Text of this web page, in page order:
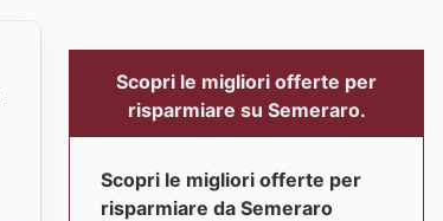
Scopri le migliori offerte per
risparmiare su Semeraro.
Scopri le migliori offerte per
risparmiare da Semeraro